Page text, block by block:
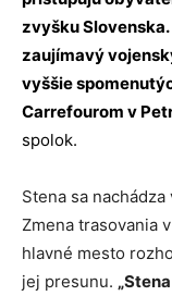
zvyšku
zaujímavý
vyššie
Carrefourom v
spolok.
Stena sa
Zmena trasovania
hlavné mesto
jej presunu.